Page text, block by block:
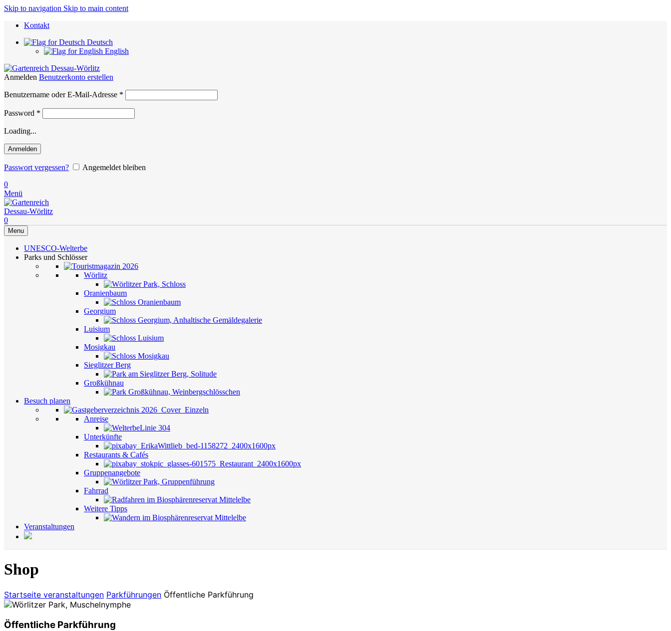
Skip to navigation Skip to main content
Kontakt
Deutsch
English
Anmelden Benutzerkonto erstellen
Benutzername oder E-Mail-Adresse *
Password *
Loading...
Anmelden
Passwort vergessen?
Angemeldet bleiben
0
Menü
0
Menu
UNESCO-Welterbe
Parks und Schlösser
Wörlitz
Oranienbaum
Georgium
Luisium
Mosigkau
Sieglitzer Berg
Großkühnau
Besuch planen
Anreise
Unterkünfte
Restaurants & Cafés
Gruppenangebote
Fahrrad
Weitere Tipps
Veranstaltungen
Shop
Startseite veranstaltungen Parkführungen Öffentliche Parkführung
Öffentliche Parkführung